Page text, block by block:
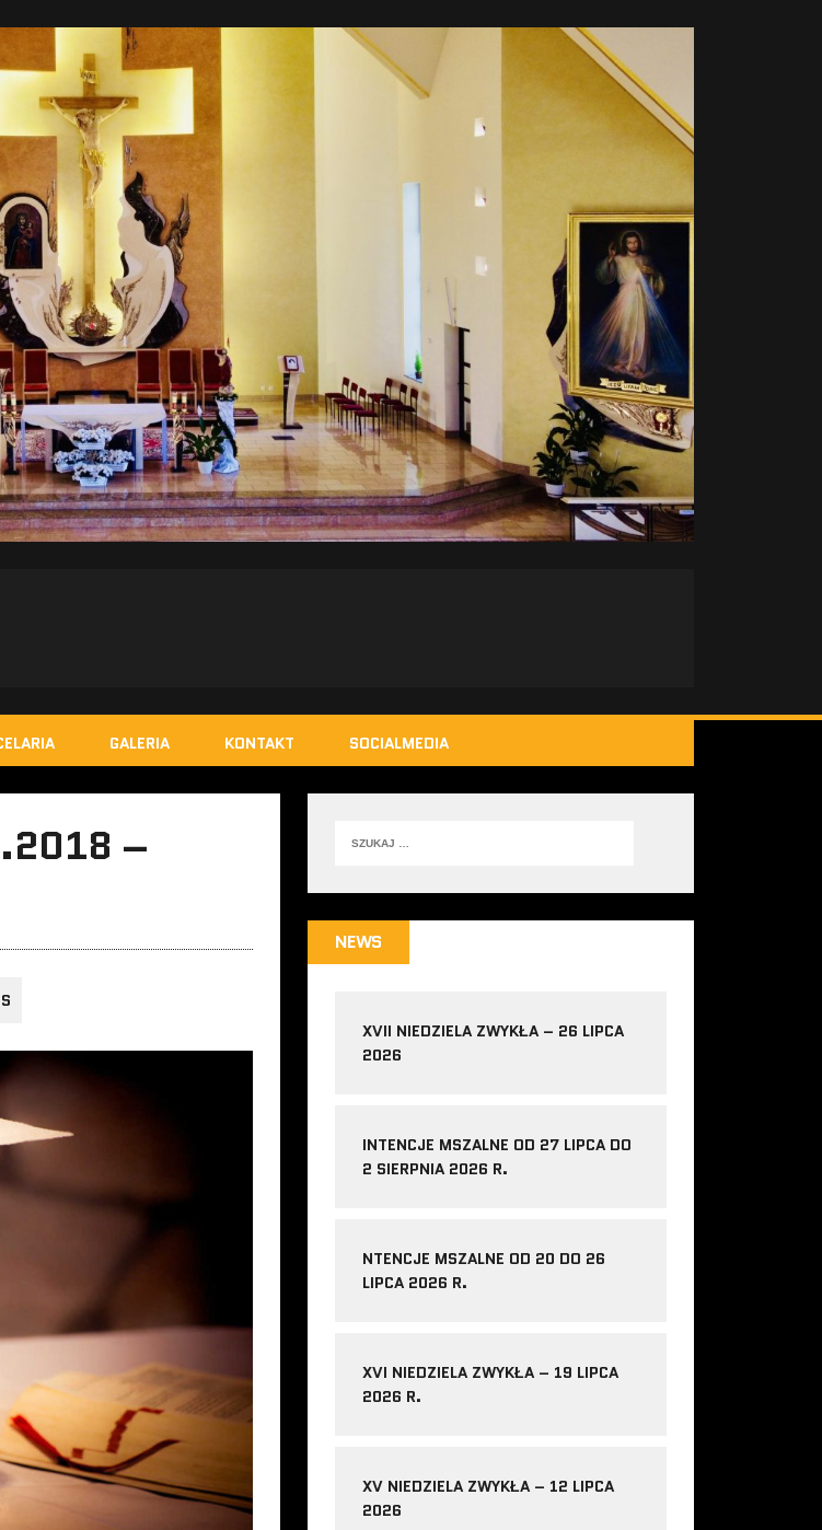
GALERIA KONTAKT SOCIALMEDIA
–
NEWS
XVII NIEDZIELA ZWYKŁA – 26 LIPCA
2026
INTENCJE MSZALNE OD 27 LIPCA DO
2 SIERPNIA 2026 R.
NTENCJE MSZALNE OD 20 DO 26
LIPCA 2026 R.
XVI NIEDZIELA ZWYKŁA – 19 LIPCA
2026 R.
XV NIEDZIELA ZWYKŁA – 12 LIPCA
2026